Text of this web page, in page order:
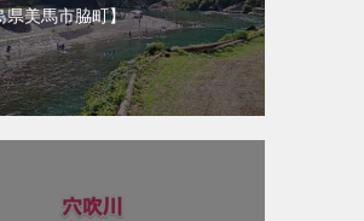
県美馬市脇町】